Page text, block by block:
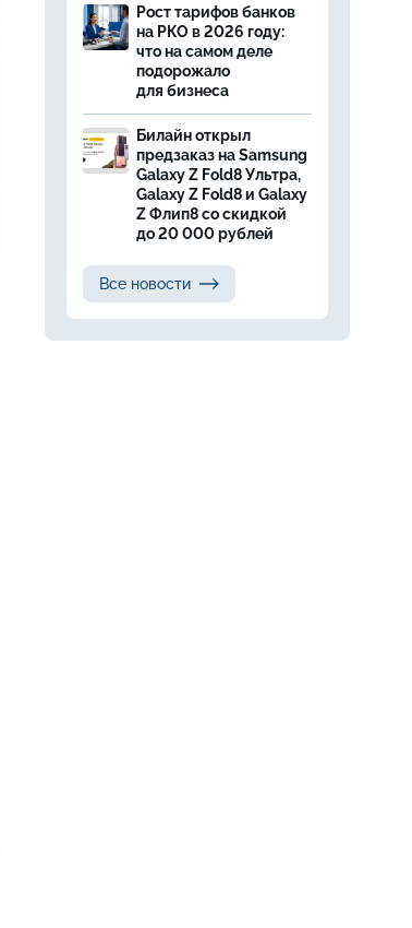
Рост тарифов банков
на РКО в 2026 году:
что на самом деле
подорожало
для бизнеса
Билайн открыл
предзаказ на Samsung
Galaxy Z Fold8 Ультра,
Galaxy Z Fold8 и Galaxy
Z Флип8 со скидкой
до 20 000 рублей
Все новости